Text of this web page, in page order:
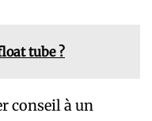
tube ?
conseil à un